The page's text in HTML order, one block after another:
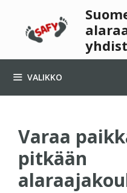
VALIKKO
Varaa
pitkään